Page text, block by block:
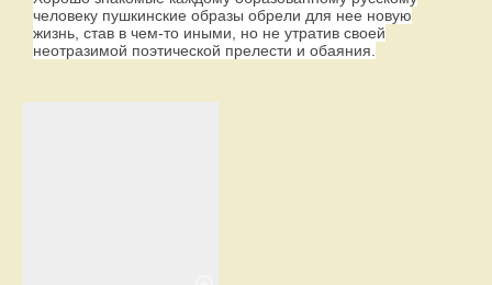
человеку пушкинские образы обрели для нее новую
жизнь, став в чем-то иными, но не утратив своей
неотразимой поэтической прелести и обаяния.